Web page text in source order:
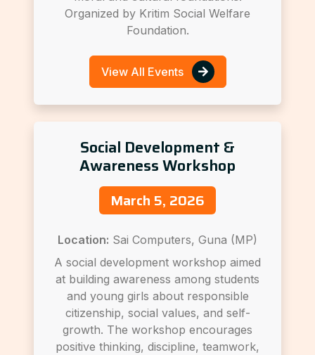
Organized by Kritim Social Welfare
Foundation.
View All Events
Social Development &
Awareness Workshop
March 5, 2026
Location: Sai Computers, Guna (MP)
A social development workshop aimed
at building awareness among students
and young girls about responsible
citizenship, social values, and self-
growth. The workshop encourages
positive thinking, discipline, teamwork,